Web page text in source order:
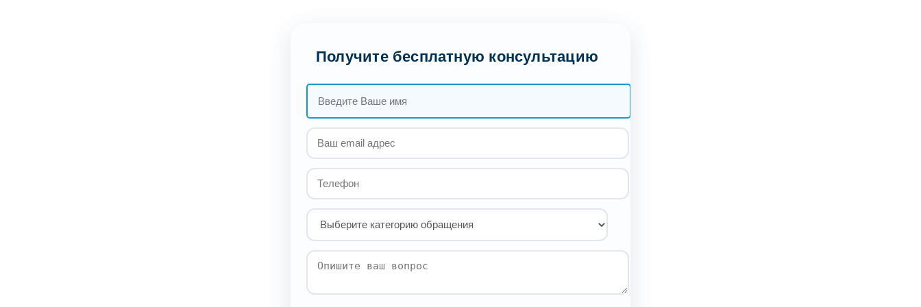
Получите бесплатную консультацию